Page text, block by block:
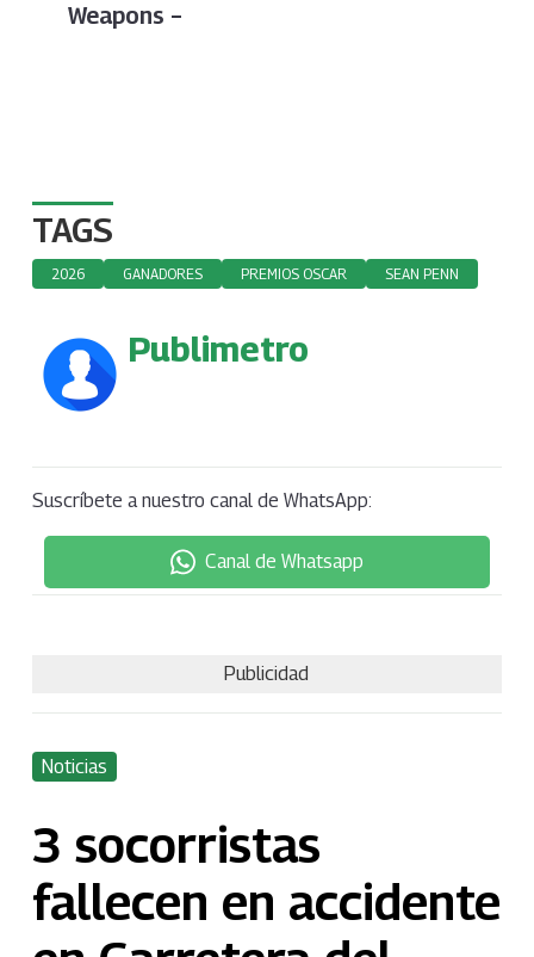
Weapons –
TAGS
2026 GANADORES PREMIOS OSCAR SEAN PENN
Publimetro
Suscríbete a nuestro canal de WhatsApp:
Canal de Whatsapp
Publicidad
Noticias
3 socorristas
fallecen en accidente